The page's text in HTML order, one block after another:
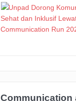
Communication